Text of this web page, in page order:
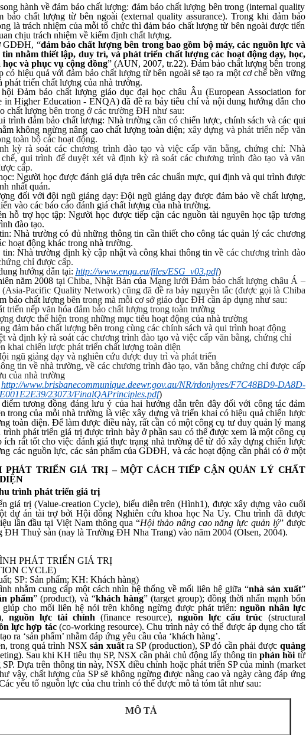
hành về đảm bảo chất lượng: đảm bảo chất lượng bên trong (internal quality
bảo chất lượng từ bên ngoài (external quality assurance). Trong khi đảm bảo
là trách nhiệm của mỗi tổ chức thì đảm bảo chất lượng từ bên ngoài được tiến
chịu trách nhiệm về kiểm định chất lượng.
GDĐH, “đảm bảo chất lượng bên trong bao gồm bộ máy, các nguồn lực và
tin nhằm thiết lập, duy trì, và phát triển chất lượng các hoạt động dạy, học,
và phục vụ cộng đồng” (AUN, 2007, tr.22). Đảm bảo chất lượng bên trong
có hiệu quả với đảm bảo chất lượng từ bên ngoài sẽ tạo ra một cơ chế bền vững
phát triển chất lượng của nhà trường.
Đảm bảo chất lượng giáo dục đại học châu Âu (European Association for
in Higher Education - ENQA) đã đề ra bảy tiêu chí và nội dung hướng dẫn cho
chất lượngbên trong ở các trường ĐH như sau:
trình đảm bảo chất lượng: Nhà trường cần có chiến lược, chính sách và các qui
không ngừng nâng cao chất lượng toàn diện; xây dựng và phát triển nếp văn
toàn bộ các hoạt động.
kỳ rà soát các chương trình đào tạo và việc cấp văn bằng, chứng chỉ: Nhà
qui trình để duyệt xét và định kỳ rà soát các chương trình đào tạo và văn
cấp.
Người học được đánh giá dựa trên các chuẩn mực, qui định và qui trình được
nhất quán.
đối với đội ngũ giảng dạy: Đội ngũ giảng dạy được đảm bảo về chất lượng,
vào các báo cáo đánh giá chất lượng của nhà trường.
hỗ trợ học tập: Người học được tiếp cận các nguồn tài nguyên học tập tương
đào tạo.
Nhà trường có đủ những thông tin cần thiết cho công tác quản lý các chương
hoạt động khác trong nhà trường.
Nhà trường định kỳ cập nhật và công khai thông tin về các chương trình đào
chỉ được cấp.
hướng dẫn tại: http://www.enqa.eu/files/ESG_v03.pdf)
năm 2008 tại Chiba, Nhật Bảncủa Mạng lưới Đảm bảo chất lượng châu Á –
Pacific Quality Network) cũng đã đề ra bảy nguyên tắc (được gọi là Chiba
bảo chất lượngbên trong mà mỗi cơ sở giáo dục ĐH cần áp dụng như sau:
triển nếp văn hóa đảm bảo chất lượng trong toàn trường
được thể hiện trong những mục tiêu hoạt động của nhà trường
đảm bảo chất lượng bên trong cùng các chính sách và qui trình hoạt động
và định kỳ rà soát các chương trình đào tạo và việc cấp văn bằng, chứng chỉ
khai chiến lược phát triển chất lượng toàn diện
ngũ giảng dạy và nghiên cứu được duy trì và phát triển
tin về nhà trường, về các chương trình đào tạo, văn bằng chứng chỉ được cấp
của nhà trường
http://www.brisbanecommunique.deewr.gov.au/NR/rdonlyres/F7C48BD9-DA8D-
23073/FinalQAPrinciples.pdf)
tương đồng đáng lưu ý của hai hướng dẫn trên đây đối với công tác đảm
trong của mỗi nhà trường là việc xây dựng và triển khai có hiệu quả chiến lược
toàn diện. Để làm được điều này, rất cần có một công cụ tư duy quản lý mang
phát triển giá trị được trình bày ở phần sau có thể được xem là một công cụ
ích rất tốt cho việc đánh giá thực trạng nhà trường để từ đó xây dựng chiến lược
các nguồn lực, các sản phẩm của GDĐH, và các hoạt động cần phải có ở một
PHÁT TRIỂN GIÁ TRỊ – MỘT CÁCH TIẾP CẬN QUẢN LÝ CHẤT
trình phát triển giá trị
giá trị (Value-creation Cycle), biểu diễn trên (Hình1), được xây dựng vào cuối
dự án tài trợ bởi Hội đồng Nghiên cứu khoa học Na Uy. Chu trình đã được
lần đầu tại Việt Nam thông qua “Hội thảo nâng cao năng lực quản lý” được
ĐH Thuỷ sản (nay là Trường ĐH Nha Trang) vào năm 2004 (Olsen, 2004).
PHÁT TRIỂN GIÁ TRỊ
CYCLE)
SP: Sản phẩm; KH: Khách hàng)
nhằm cung cấp một cách nhìn hệ thống về mối liên hệ giữa “nhà sản xuất”
phẩm” (product), và “khách hàng” (target group); đồng thời nhấn mạnh bốn
cho mối liên hệ nói trên không ngừng được phát triển: nguồn nhân lực
nguồn lực tài chính (finance resource),nguồn lực cấu trúc (structural
lực hợp tác(co-working resource). Chu trình này có thể được áp dụng cho tất
ra ‘sản phẩm’ nhằm đáp ứng yêu cầu của ‘khách hàng’.
trong quá trình NSXsản xuấtra SP (production), SP đó cần phải được quảng
Sau khi KH tiêu thụ SP, NSX cần phải chủ động lấy thông tinphản hồi từ
Dựa trên thông tin này, NSX điều chỉnh hoặc phát triển SP của mình (market
vậy, chất lượng của SP sẽ không ngừng được nâng cao và ngày càng đáp ứng
yếu tố nguồn lực của chu trình có thể được mô tả tóm tắt như sau:
MÔ TẢ